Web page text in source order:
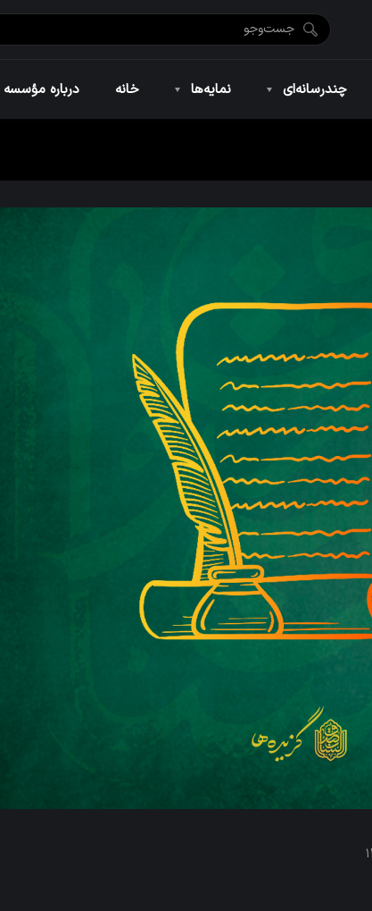
چندرسانه‌ای نمایه‌ها خانه درباره مؤسسه